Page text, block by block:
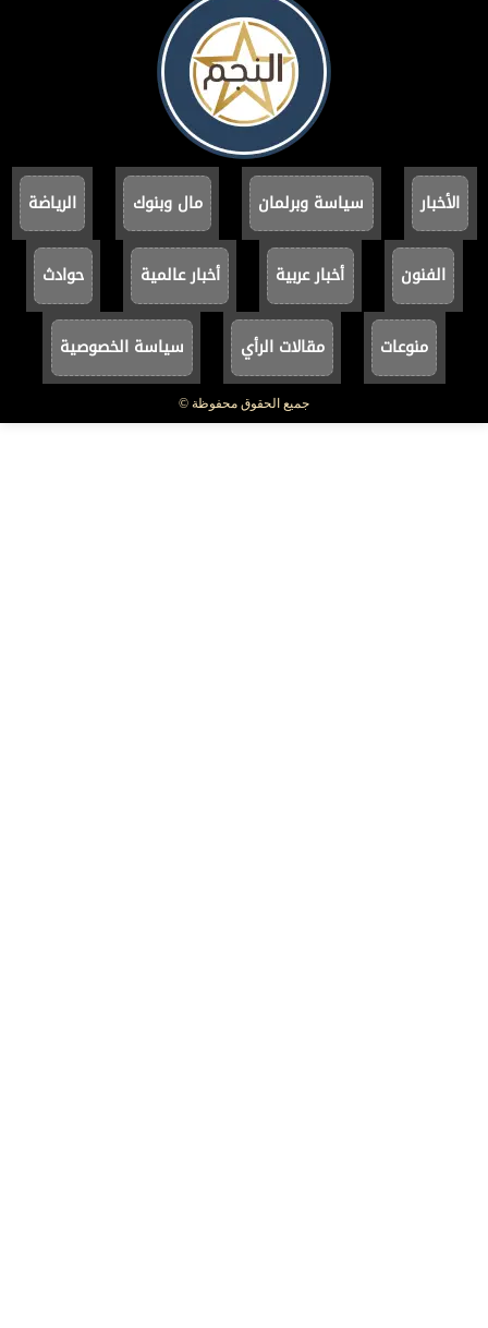
الأخبار سياسة وبرلمان مال وبنوك الرياضة
الفنون أخبار عربية أخبار عالمية حوادث
منوعات مقالات الرأي سياسة الخصوصية
جميع الحقوق محفوظة ©